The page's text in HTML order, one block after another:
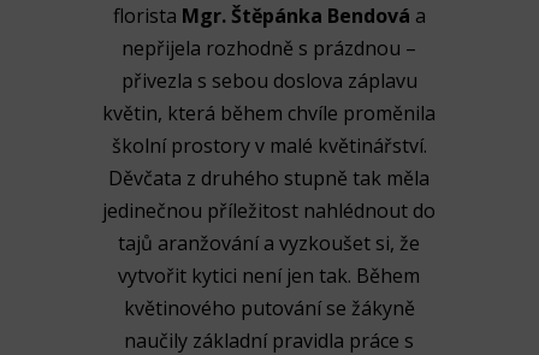
florista Mgr. Štěpánka Bendová a
nepřijela rozhodně s prázdnou –
přivezla s sebou doslova záplavu
květin, která během chvíle proměnila
školní prostory v malé květinářství.
Děvčata z druhého stupně tak měla
jedinečnou příležitost nahlédnout do
tajů aranžování a vyzkoušet si, že
vytvořit kytici není jen tak. Během
květinového putování se žákyně
naučily základní pravidla práce s